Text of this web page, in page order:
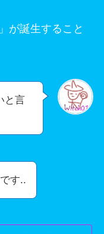
が誕生すること
と言
す..